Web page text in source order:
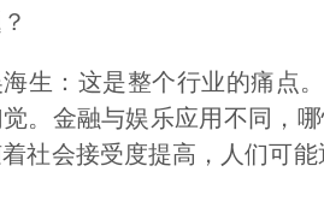
：这是整个行业的痛点。
。金融与娱乐应用不同，
社会接受度提高，人们可